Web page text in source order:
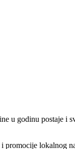
u godinu postaje i
promocije lokalnog